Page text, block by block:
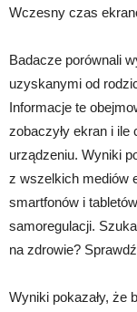
Wczesny czas
Badacze porównali
uzyskanymi od
Informacje te
zobaczyły ekran i ile
urządzeniu. Wyniki
z wszelkich mediów
smartfonów i
samoregulacji.
na zdrowie? Sprawdź
Wyniki pokazały, że